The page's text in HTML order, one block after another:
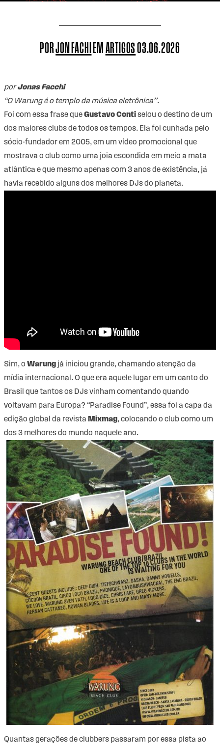
PORJON FACHIEMARTIGOS03.06.2026
porJonas Facchi
“O Warung é o templo da música eletrônica’’.
Foi com essa frase queGustavo Contiselou o destino de um
dos maiores clubs de todos os tempos. Ela foi cunhada pelo
sócio-fundador em 2005, em um vídeo promocional que
mostrava o club como uma joia escondida em meio a mata
atlântica e que mesmo apenas com 3 anos de existência, já
havia recebido alguns dos melhores DJs do planeta.
Sim, o Warung já iniciou grande, chamando atenção da
mídia internacional. O que era aquele lugar em um canto do
Brasil que tantos os DJs vinham comentando quando
voltavam para Europa? “Paradise Found”, essa foi a capa da
edição global da revista Mixmag, colocando o club como um
dos 3 melhores do mundo naquele ano.
Quantas gerações de clubbers passaram por essa pista ao